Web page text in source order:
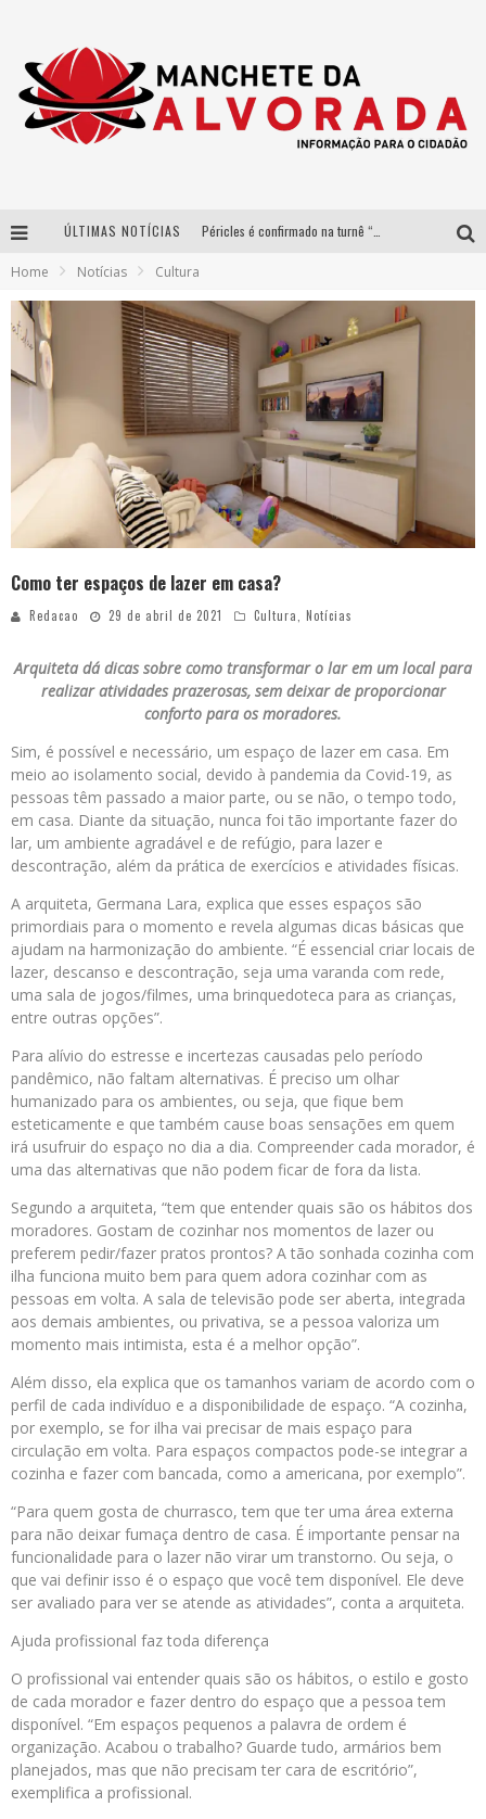
ÚLTIMAS NOTÍCIAS
Home Notícias Cultura
Como ter espaços de lazer em casa?
Redacao 29 de abril de 2021 Cultura, Notícias
Arquiteta dá dicas sobre como transformar o lar em um local para
realizar atividades prazerosas, sem deixar de proporcionar
conforto para os moradores.
Sim, é possível e necessário, um espaço de lazer em casa. Em
meio ao isolamento social, devido à pandemia da Covid-19, as
pessoas têm passado a maior parte, ou se não, o tempo todo,
em casa. Diante da situação, nunca foi tão importante fazer do
lar, um ambiente agradável e de refúgio, para lazer e
descontração, além da prática de exercícios e atividades físicas.
A arquiteta, Germana Lara, explica que esses espaços são
primordiais para o momento e revela algumas dicas básicas que
ajudam na harmonização do ambiente. “É essencial criar locais de
lazer, descanso e descontração, seja uma varanda com rede,
uma sala de jogos/filmes, uma brinquedoteca para as crianças,
entre outras opções”.
Para alívio do estresse e incertezas causadas pelo período
pandêmico, não faltam alternativas. É preciso um olhar
humanizado para os ambientes, ou seja, que fique bem
esteticamente e que também cause boas sensações em quem
irá usufruir do espaço no dia a dia. Compreender cada morador, é
uma das alternativas que não podem ficar de fora da lista.
Segundo a arquiteta, “tem que entender quais são os hábitos dos
moradores. Gostam de cozinhar nos momentos de lazer ou
preferem pedir/fazer pratos prontos? A tão sonhada cozinha com
ilha funciona muito bem para quem adora cozinhar com as
pessoas em volta. A sala de televisão pode ser aberta, integrada
aos demais ambientes, ou privativa, se a pessoa valoriza um
momento mais intimista, esta é a melhor opção”.
Além disso, ela explica que os tamanhos variam de acordo com o
perfil de cada indivíduo e a disponibilidade de espaço. “A cozinha,
por exemplo, se for ilha vai precisar de mais espaço para
circulação em volta. Para espaços compactos pode-se integrar a
cozinha e fazer com bancada, como a americana, por exemplo”.
“Para quem gosta de churrasco, tem que ter uma área externa
para não deixar fumaça dentro de casa. É importante pensar na
funcionalidade para o lazer não virar um transtorno. Ou seja, o
que vai definir isso é o espaço que você tem disponível. Ele deve
ser avaliado para ver se atende as atividades”, conta a arquiteta.
Ajuda profissional faz toda diferença
O profissional vai entender quais são os hábitos, o estilo e gosto
de cada morador e fazer dentro do espaço que a pessoa tem
disponível. “Em espaços pequenos a palavra de ordem é
organização. Acabou o trabalho? Guarde tudo, armários bem
planejados, mas que não precisam ter cara de escritório”,
exemplifica a profissional.